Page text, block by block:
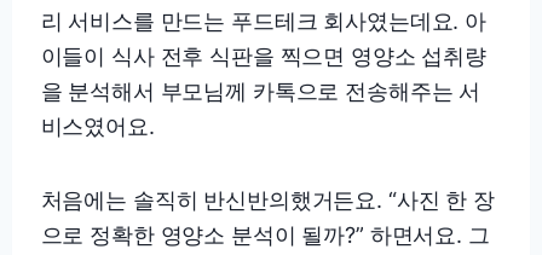
리 서비스를 만드는 푸드테크 회사였는데요. 아
이들이 식사 전후 식판을 찍으면 영양소 섭취량
을 분석해서 부모님께 카톡으로 전송해주는 서
비스였어요.
처음에는 솔직히 반신반의했거든요. “사진 한 장
으로 정확한 영양소 분석이 될까?” 하면서요. 그